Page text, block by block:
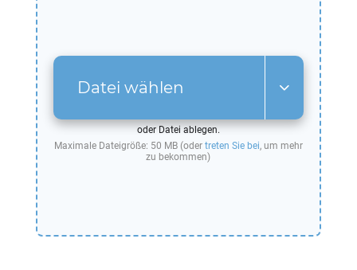
Datei wählen
oder Datei ablegen.
Maximale Dateigröße: 50 MB (oder treten Sie bei, um mehr
zu bekommen)